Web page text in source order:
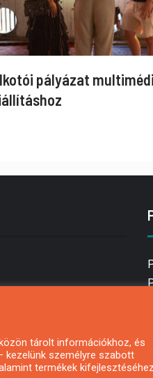
pályázat
tárolt információkhoz, és
kezelünk személyre szabott
termékek kifejlesztéséhez